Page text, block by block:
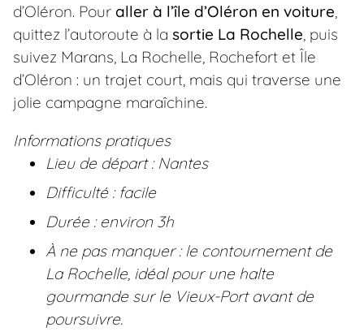
d’Oléron. Pour aller à l’île d’Oléron en voiture
quittez l’autoroute à la sortie La Rochelle , puis
suivez Marans, La Rochelle, Rochefort et Île
d’Oléron : un trajet court, mais qui traverse une
jolie campagne maraîchine.
Informations pratiques
Lieu de départ : Nantes
Difficulté : facile
Durée : environ 3h
À ne pas manquer : le contournement de
La Rochelle, idéal pour une halte
gourmande sur le Vieux-Port avant de
poursuivre.